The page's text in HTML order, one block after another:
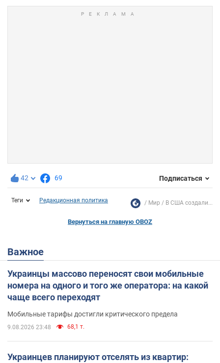
42 69 Подписаться
Теги Редакционная политика Мир В США создали...
Вернуться на главную OBOZ
Важное
Украинцы массово переносят свои мобильные
номера на одного и того же оператора: на какой
чаще всего переходят
Мобильные тарифы достигли критического предела
9.08.2026 23:48 68,1 т.
Украинцев планируют отселять из квартир: